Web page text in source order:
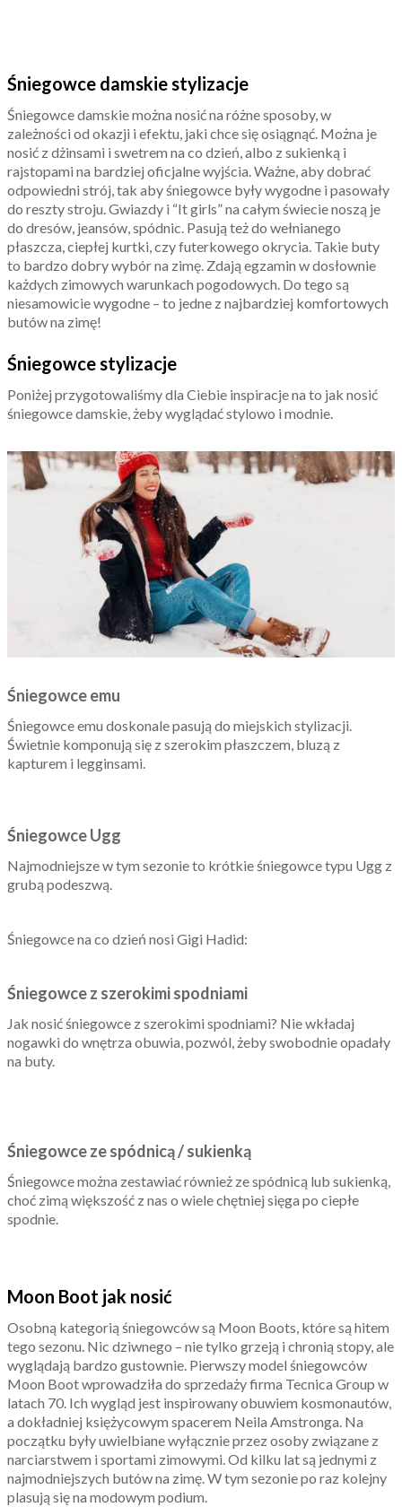
Śniegowce damskie stylizacje
Śniegowce damskie można nosić na różne sposoby, w
zależności od okazji i efektu, jaki chce się osiągnąć. Można je
nosić z dżinsami i swetrem na co dzień, albo z sukienką i
rajstopami na bardziej oficjalne wyjścia. Ważne, aby dobrać
odpowiedni strój, tak aby śniegowce były wygodne i pasowały
do reszty stroju. Gwiazdy i “It girls” na całym świecie noszą je
do dresów, jeansów, spódnic. Pasują też do wełnianego
płaszcza, ciepłej kurtki, czy futerkowego okrycia. Takie buty
to bardzo dobry wybór na zimę. Zdają egzamin w dosłownie
każdych zimowych warunkach pogodowych. Do tego są
niesamowicie wygodne – to jedne z najbardziej komfortowych
butów na zimę!
Śniegowce stylizacje
Poniżej przygotowaliśmy dla Ciebie inspiracje na to jak nosić
śniegowce damskie, żeby wyglądać stylowo i modnie.
Śniegowce emu
Śniegowce emu doskonale pasują do miejskich stylizacji.
Świetnie komponują się z szerokim płaszczem, bluzą z
kapturem i legginsami.
Śniegowce Ugg
Najmodniejsze w tym sezonie to krótkie śniegowce typu Ugg z
grubą podeszwą.
Śniegowce na co dzień nosi Gigi Hadid:
Śniegowce z szerokimi spodniami
Jak nosić śniegowce z szerokimi spodniami? Nie wkładaj
nogawki do wnętrza obuwia, pozwól, żeby swobodnie opadały
na buty.
Śniegowce ze spódnicą / sukienką
Śniegowce można zestawiać również ze spódnicą lub sukienką,
choć zimą większość z nas o wiele chętniej sięga po ciepłe
spodnie.
Moon Boot jak nosić
Osobną kategorią śniegowców są Moon Boots, które są hitem
tego sezonu. Nic dziwnego – nie tylko grzeją i chronią stopy, ale
wyglądają bardzo gustownie. Pierwszy model śniegowców
Moon Boot wprowadziła do sprzedaży firma Tecnica Group w
latach 70. Ich wygląd jest inspirowany obuwiem kosmonautów,
a dokładniej księżycowym spacerem Neila Amstronga. Na
początku były uwielbiane wyłącznie przez osoby związane z
narciarstwem i sportami zimowymi. Od kilku lat są jednymi z
najmodniejszych butów na zimę. W tym sezonie po raz kolejny
plasują się na modowym podium.